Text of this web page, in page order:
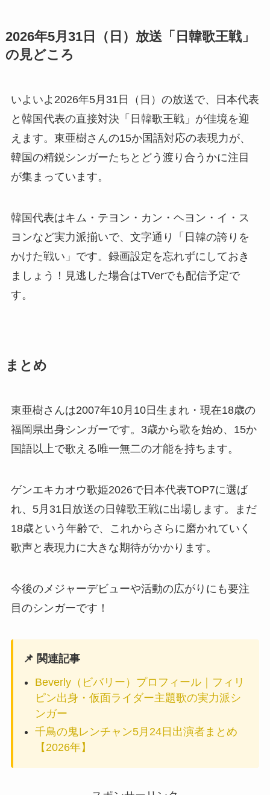
2026年5月31日（日）放送「日韓歌王戦」
の見どころ
いよいよ2026年5月31日（日）の放送で、日本代表
と韓国代表の直接対決「日韓歌王戦」が佳境を迎
えます。東亜樹さんの15か国語対応の表現力が、
韓国の精鋭シンガーたちとどう渡り合うかに注目
が集まっています。
韓国代表はキム・テヨン・カン・ヘヨン・イ・ス
ヨンなど実力派揃いで、文字通り「日韓の誇りを
かけた戦い」です。録画設定を忘れずにしておき
ましょう！見逃した場合はTVerでも配信予定で
す。
まとめ
東亜樹さんは2007年10月10日生まれ・現在18歳の
福岡県出身シンガーです。3歳から歌を始め、15か
国語以上で歌える唯一無二の才能を持ちます。
ゲンエキカオウ歌姫2026で日本代表TOP7に選ば
れ、5月31日放送の日韓歌王戦に出場します。まだ
18歳という年齢で、これからさらに磨かれていく
歌声と表現力に大きな期待がかかります。
今後のメジャーデビューや活動の広がりにも要注
目のシンガーです！
📌 関連記事
Beverly（ビバリー）プロフィール｜フィリ
ピン出身・仮面ライダー主題歌の実力派シ
ンガー
千鳥の鬼レンチャン5月24日出演者まとめ
【2026年】